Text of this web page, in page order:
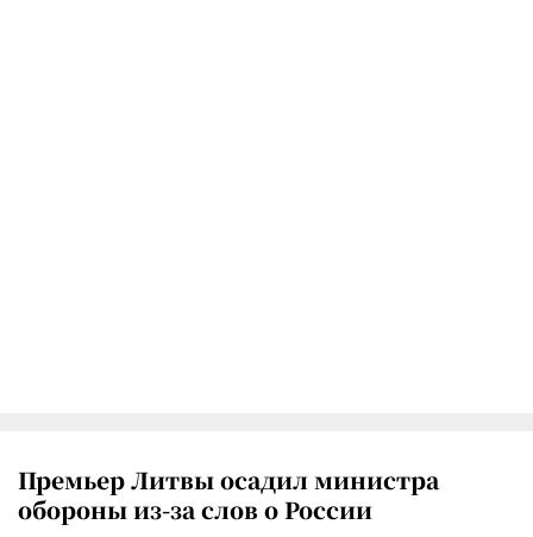
Премьер Литвы осадил министра
обороны из-за слов о России